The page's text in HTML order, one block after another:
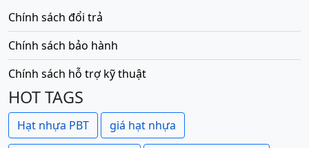
Chính sách đổi trả
Chính sách bảo hành
Chính sách hỗ trợ kỹ thuật
HOT TAGS
Hạt nhựa PBT giá hạt nhựa